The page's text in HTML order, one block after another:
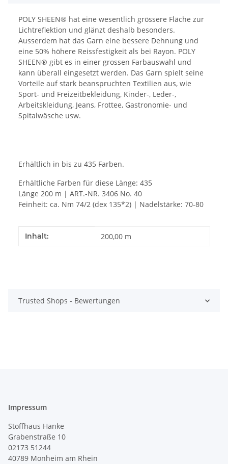
POLY SHEEN® hat eine wesentlich grössere Fläche zur
Lichtreflektion und glänzt deshalb besonders.
Ausserdem hat das Garn eine bessere Dehnung und
eine 50% höhere Reissfestigkeit als bei Rayon. POLY
SHEEN® gibt es in einer grossen Farbauswahl und
kann überall eingesetzt werden. Das Garn spielt seine
Vorteile auf stark beanspruchten Textilien aus, wie
Sport- und Freizeitbekleidung, Kinder-, Leder-,
Arbeitskleidung, Jeans, Frottee, Gastronomie- und
Spitalwäsche usw.
Erhältlich in bis zu 435 Farben.
Erhältliche Farben für diese Länge: 435
Länge 200 m | ART.-NR. 3406 No. 40
Feinheit: ca. Nm 74/2 (dex 135*2) | Nadelstärke: 70-80
Produkteigenschaft
Wert
Inhalt: 200,00 m
Trusted Shops - Bewertungen
Impressum
Stoffhaus Hanke
Grabenstraße 10
02173 51244
40789 Monheim am Rhein